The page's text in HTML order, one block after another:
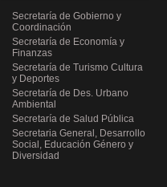
Secretaría de Gobierno y
Coordinación
Secretaría de Economía y
Finanzas
Secretaría de Turismo Cultura
y Deportes
Secretaría de Des. Urbano
Ambiental
Secretaría de Salud Pública
Secretaria General, Desarrollo
Social, Educación Género y
Diversidad